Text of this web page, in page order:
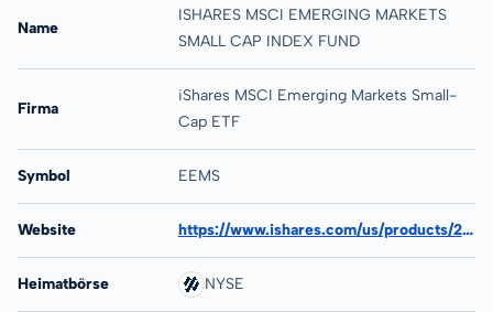
Name
ISHARES MSCI EMERGING MARKETS
SMALL CAP INDEX FUND
Firma
iShares MSCI Emerging Markets Small-
Cap ETF
Symbol EEMS
Website https://www.ishares.com/us/products/239642/ishares-msci-emerging-markets-smallcap-etf
Heimatbörse NYSE